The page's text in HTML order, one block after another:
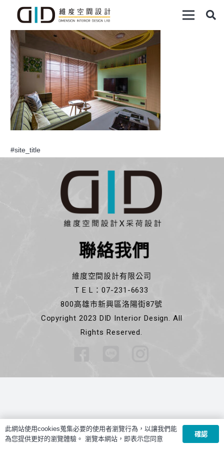
#site_title
聯絡我們
維度空間設計有限公司
T E L：07-231-6633
800高雄市新興區洛陽街87號
Copyright 2023 DID Interior Design. All
Rights Reserved.
此網站使用cookies蒐集必要的使用者瀏覽行為，以讓我們能
為您提供更好的瀏覽體驗。 瀏覽本網站，即表示您同意
確認